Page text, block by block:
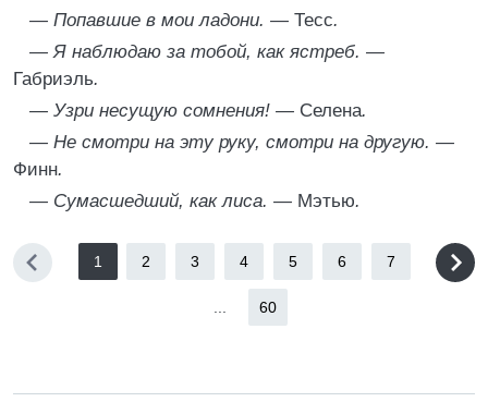
— Попавшие в мои ладони. — Тесс.
— Я наблюдаю за тобой, как ястреб. —
Габриэль.
— Узри несущую сомнения! — Селена.
— Не смотри на эту руку, смотри на другую. —
Финн.
— Сумасшедший, как лиса. — Мэтью.
1 2 3 4 5 6 7
60